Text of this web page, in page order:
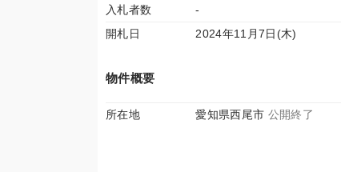
入札者数
-
開札日
2024年11月7日(木)
物件概要
所在地 愛知県西尾市 公開終了